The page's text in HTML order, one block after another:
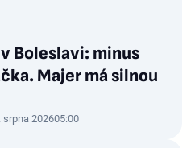
Boleslavi: minus
Majer má silnou
srpna 202605:00